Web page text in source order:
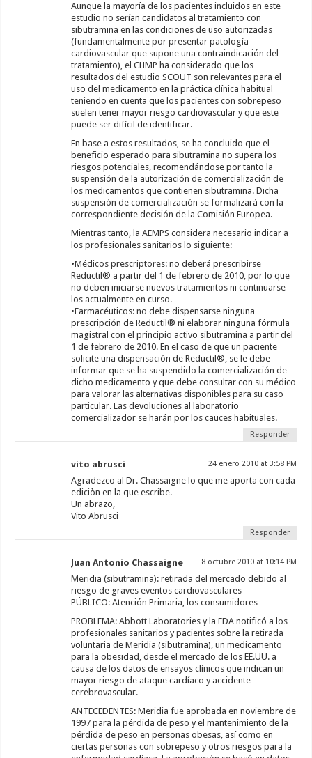
Aunque la mayoría de los pacientes incluidos en este
estudio no serían candidatos al tratamiento con
sibutramina en las condiciones de uso autorizadas
(fundamentalmente por presentar patología
cardiovascular que supone una contraindicación del
tratamiento), el CHMP ha considerado que los
resultados del estudio SCOUT son relevantes para el
uso del medicamento en la práctica clínica habitual
teniendo en cuenta que los pacientes con sobrepeso
suelen tener mayor riesgo cardiovascular y que este
puede ser difícil de identificar.
En base a estos resultados, se ha concluido que el
beneficio esperado para sibutramina no supera los
riesgos potenciales, recomendándose por tanto la
suspensión de la autorización de comercialización de
los medicamentos que contienen sibutramina. Dicha
suspensión de comercialización se formalizará con la
correspondiente decisión de la Comisión Europea.
Mientras tanto, la AEMPS considera necesario indicar a
los profesionales sanitarios lo siguiente:
•Médicos prescriptores: no deberá prescribirse
Reductil® a partir del 1 de febrero de 2010, por lo que
no deben iniciarse nuevos tratamientos ni continuarse
los actualmente en curso.
•Farmacéuticos: no debe dispensarse ninguna
prescripción de Reductil® ni elaborar ninguna fórmula
magistral con el principio activo sibutramina a partir del
1 de febrero de 2010. En el caso de que un paciente
solicite una dispensación de Reductil®, se le debe
informar que se ha suspendido la comercialización de
dicho medicamento y que debe consultar con su médico
para valorar las alternativas disponibles para su caso
particular. Las devoluciones al laboratorio
comercializador se harán por los cauces habituales.
Responder
vito abrusci 24 enero 2010 at 3:58 PM
Agradezco al Dr. Chassaigne lo que me aporta con cada
ediciòn en la que escribe.
Un abrazo,
Vito Abrusci
Responder
Juan Antonio Chassaigne 8 octubre 2010 at 10:14 PM
Meridia (sibutramina): retirada del mercado debido al
riesgo de graves eventos cardiovasculares
PÚBLICO: Atención Primaria, los consumidores
PROBLEMA: Abbott Laboratories y la FDA notificó a los
profesionales sanitarios y pacientes sobre la retirada
voluntaria de Meridia (sibutramina), un medicamento
para la obesidad, desde el mercado de los EE.UU. a
causa de los datos de ensayos clínicos que indican un
mayor riesgo de ataque cardíaco y accidente
cerebrovascular.
ANTECEDENTES: Meridia fue aprobada en noviembre de
1997 para la pérdida de peso y el mantenimiento de la
pérdida de peso en personas obesas, así como en
ciertas personas con sobrepeso y otros riesgos para la